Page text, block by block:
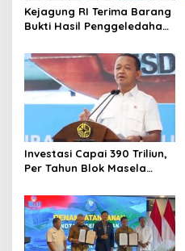
Kejagung RI Terima Barang
Bukti Hasil Penggeledahan
Keaslian
Investasi Capai 390 Triliun,
Per Tahun Blok Masela
Juta Ton LNG